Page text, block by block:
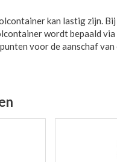
kan lastig zijn.
wordt bepaald
voor de aanschaf